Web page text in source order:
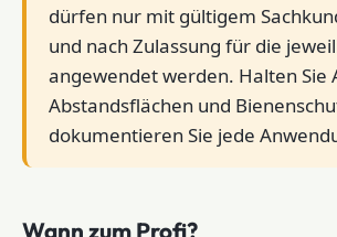
dürfen nur mit gültigem
und nach Zulassung für die
angewendet werden. Halten Sie
Abstandsflächen und
dokumentieren Sie jede
Wann zum Profi?